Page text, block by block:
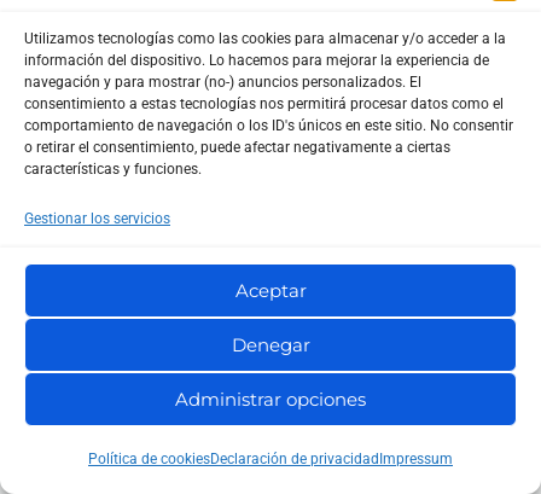
Utilizamos tecnologías como las cookies para almacenar y/o acceder a la
información del dispositivo. Lo hacemos para mejorar la experiencia de
navegación y para mostrar (no-) anuncios personalizados. El
consentimiento a estas tecnologías nos permitirá procesar datos como el
comportamiento de navegación o los ID's únicos en este sitio. No consentir
o retirar el consentimiento, puede afectar negativamente a ciertas
características y funciones.
Gestionar los servicios
Aceptar
Denegar
Administrar opciones
Política de cookiesDeclaración de privacidad Impressum
Hermes Agent: la opción más interesante si quieres
una IA que trabaje de forma continua
Hermes Agent es, para mí, la opción más interesante
si lo que buscas no es solo hablar con una IA, sino
empezar a construir un sistema de automatización
inteligente con memoria.
No estamos hablando simplemente de otro asistente
más. Hermes Agent representa una forma distinta de
entender la inteligencia artificial: una IA que puede
vivir en tu propio servidor, mantener contexto entre